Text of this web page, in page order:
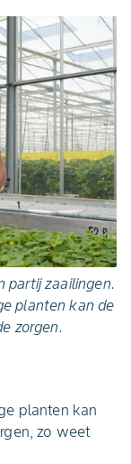
partij zaailingen.
planten kan de
zorgen.
planten kan
zo weet